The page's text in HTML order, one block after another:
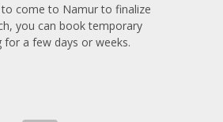
come to Namur to finalize
you can book temporary
for a few days or weeks.